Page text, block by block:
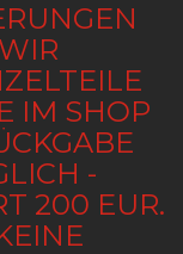
IM SHOP
-
200 EUR.